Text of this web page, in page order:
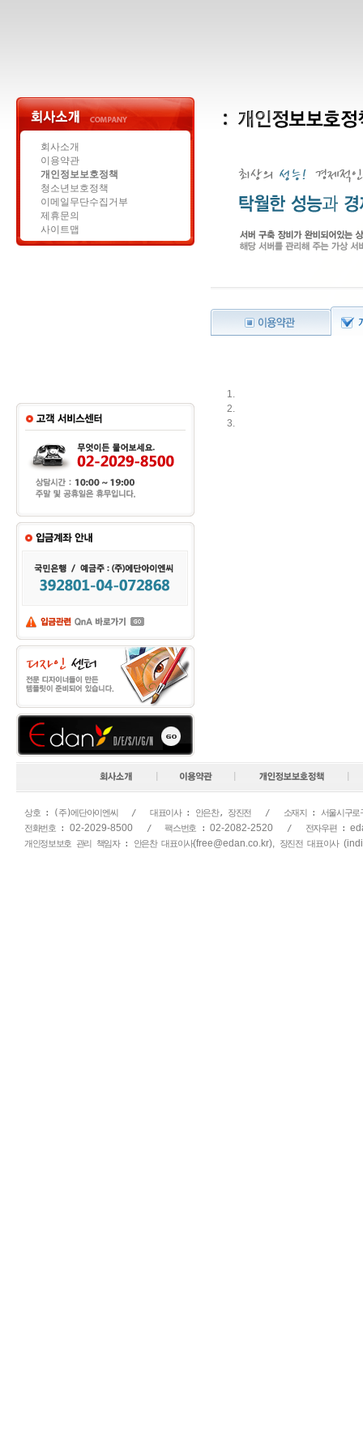
회사소개
이용약관
개인정보보호정책
청소년보호정책
이메일무단수집거부
제휴문의
사이트맵
1.
2.
3.
상호 : (주)에단아이엔씨   /   대표이사 : 안은찬, 장진전   /   소재지 : 서울시구로
전화번호 : 02-2029-8500
   /   팩스번호 :
02-2082-2520
   /   전자우편 :
개인정보보호 관리 책임자 : 안은찬 대표이사(free@edan.co.kr), 장진전 대표이사